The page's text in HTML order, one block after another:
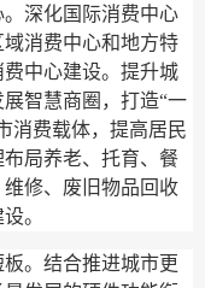
深化国际消费中心
消费中心和地方特
中心建设。提升城
智慧商圈，打造“一
消费载体，提高居民
局养老、托育、餐
修、废旧物品回收
。
。 结合推进城市更